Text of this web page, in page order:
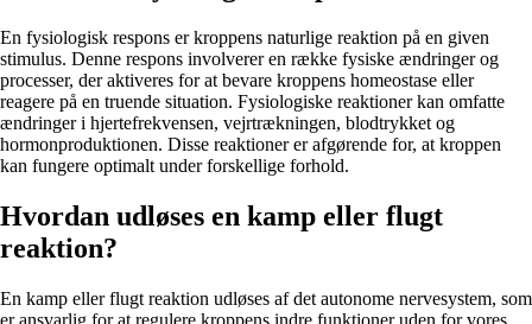
En fysiologisk respons er kroppens naturlige reaktion på en given
stimulus. Denne respons involverer en række fysiske ændringer og
processer, der aktiveres for at bevare kroppens homeostase eller
reagere på en truende situation. Fysiologiske reaktioner kan omfatte
ændringer i hjertefrekvensen, vejrtrækningen, blodtrykket og
hormonproduktionen. Disse reaktioner er afgørende for, at kroppen
kan fungere optimalt under forskellige forhold.
Hvordan udløses en kamp eller flugt
reaktion?
En kamp eller flugt reaktion udløses af det autonome nervesystem, som
er ansvarlig for at regulere kroppens indre funktioner uden for vores